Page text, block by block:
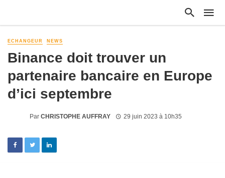
ECHANGEUR NEWS
Binance doit trouver un
partenaire bancaire en Europe
d’ici septembre
Par CHRISTOPHE AUFFRAY 29 juin 2023 à 10h35